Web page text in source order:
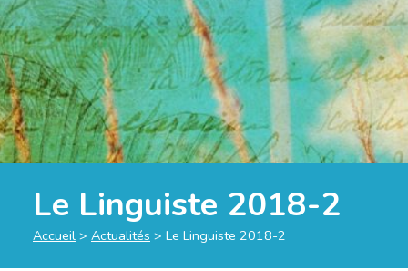
Le Linguiste 2018-2
Accueil > Actualités > Le Linguiste 2018-2